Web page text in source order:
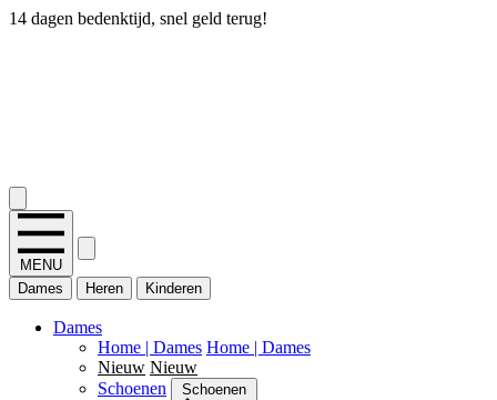
14 dagen bedenktijd, snel geld terug!
MENU
Dames
Heren Kinderen
Dames
Home | Dames Home | Dames
Nieuw Nieuw
Schoenen
Schoenen